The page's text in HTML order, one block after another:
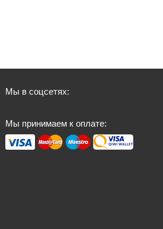
Мы в соцсетях:
Мы принимаем к оплате: